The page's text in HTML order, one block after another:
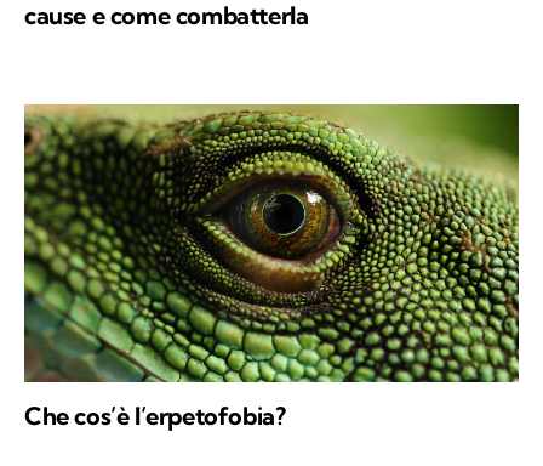
cause e come combatterla
Che cos’è l’erpetofobia?